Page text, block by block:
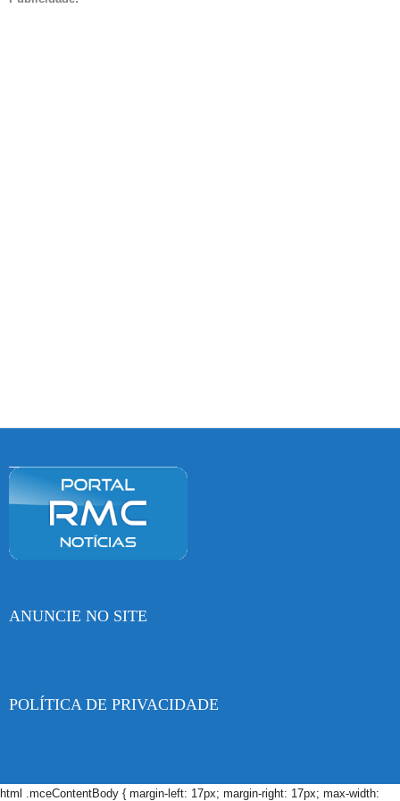
ANUNCIE NO SITE
POLÍTICA DE PRIVACIDADE
html .mceContentBody { margin-left: 17px; margin-right: 17px; max-width: